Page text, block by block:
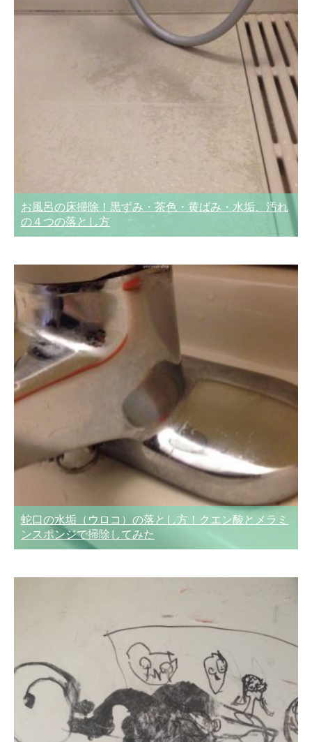
お風呂の床掃除！黒ずみ・茶色・黄ばみ・水垢、汚れ
の４つの落とし方
蛇口の水垢（ウロコ）の落とし方！クエン酸とメラミ
ンスポンジで掃除してみた